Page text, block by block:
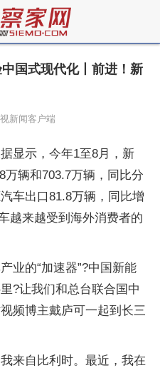
国式现代化丨前进！新
新闻客户端
显示，今年1至8月，新
辆和703.7万辆，同比分
车出口81.8万辆，同比增
越来越受到海外消费者的
业的“加速器”?中国新能
?让我们和总台联合国中
频博主戴庐可一起到长三
来自比利时。最近，我在